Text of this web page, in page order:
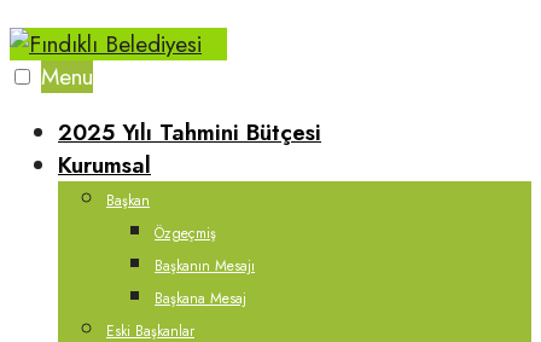
Skip
to Menu
2025 Yılı Tahmini Bütçesi
Kurumsal
Başkan
Özgeçmiş
Başkanın Mesajı
Başkana Mesaj
Eski Başkanlar